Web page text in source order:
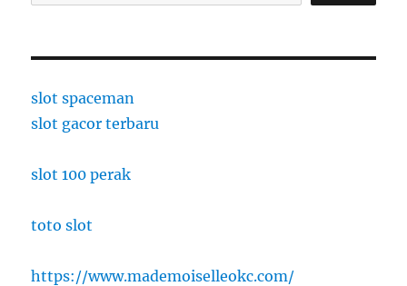
slot spaceman
slot gacor terbaru
slot 100 perak
toto slot
https://www.mademoiselleokc.com/